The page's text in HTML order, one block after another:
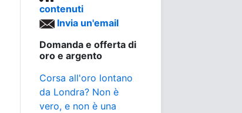
contenuti
Invia un'email
Domanda e offerta di
oro e argento
Corsa all'oro lontano
da Londra? Non è
vero, e non è una